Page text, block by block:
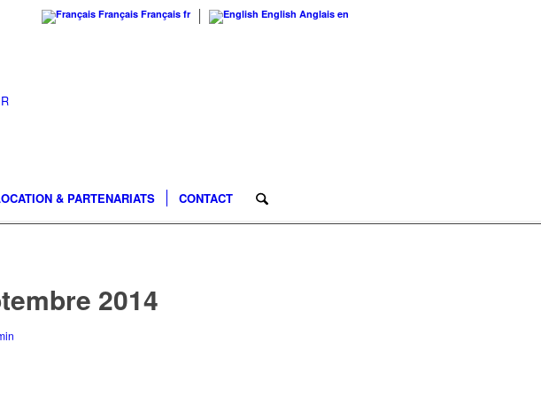
Français Français fr English Anglais en
& PARTENARIATS CONTACT
2014